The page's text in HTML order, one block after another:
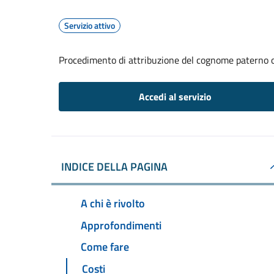
Servizio attivo
Procedimento di attribuzione del cognome
Accedi al servizio
INDICE DELLA PAGINA
A chi è rivolto
Approfondimenti
Come fare
Costi